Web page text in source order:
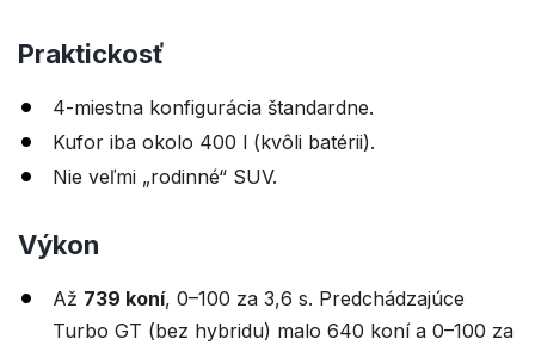
Praktickosť
4-miestna konfigurácia štandardne.
Kufor iba okolo 400 l (kvôli batérii).
Nie veľmi „rodinné“ SUV.
Výkon
Až 739 koní, 0–100 za 3,6 s. Predchádzajúce
Turbo GT (bez hybridu) malo 640 koní a 0–100 za